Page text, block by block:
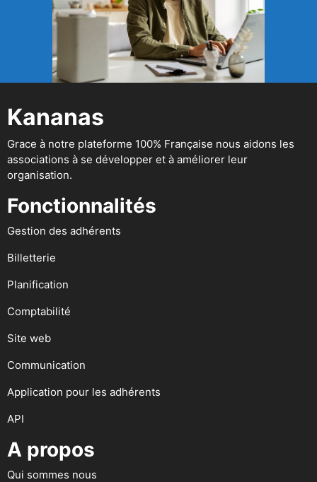
Kananas
Grace à notre plateforme 100% Française nous aidons les
associations à se développer et à améliorer leur
organisation.
Fonctionnalités
Gestion des adhérents
Billetterie
Planification
Comptabilité
Site web
Communication
Application pour les adhérents
API
A propos
Qui sommes nous